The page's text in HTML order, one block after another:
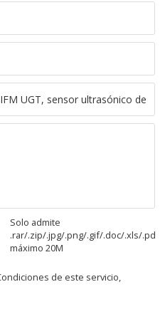
Solo admite
.rar/.zip/.jpg/.png/.gif/.doc/.xls/.pdf,
máximo 20M
de este servicio,